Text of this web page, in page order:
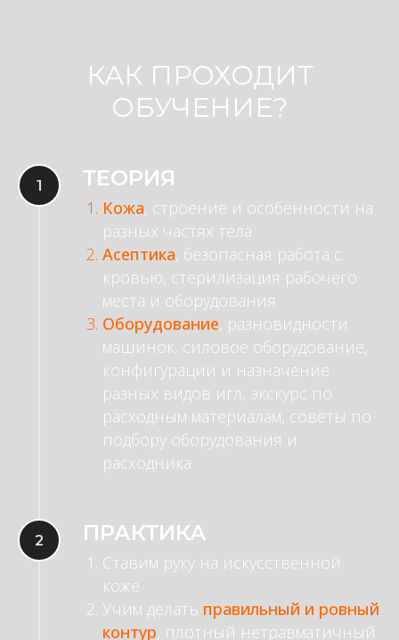
КАК ПРОХОДИТ
ОБУЧЕНИЕ?
ТЕОРИЯ
Кожа, строение и особенности на
разных частях тела
Асептика, безопасная работа с
кровью, стерилизация рабочего
места и оборудования
Оборудование, разновидности
машинок, силовое оборудование,
конфигурации и назначение
разных видов игл, экскурс по
расходным материалам, советы по
подбору оборудования и
расходника
ПРАКТИКА
Ставим руку на искусственной
коже
Учим делать правильный и ровный
контур, плотный нетравматичный